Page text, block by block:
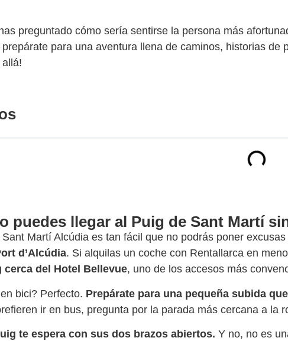
preguntado cómo sería sentirse la persona más
prepárate para una aventura llena de caminos, historias
allá!
puedes llegar al Puig de Sant Martí
Martí Alcúdia es tan fácil que no podrás poner
d’Alcúdia. Si alquilas un coche con Rentallarca en
cerca del Hotel Bellevue, uno de los accesos más
bici? Perfecto. Prepárate para una pequeña subida
ir en bus, pregunta por la parada más cercana a la
te espera con sus dos brazos abiertos. Y no, no es